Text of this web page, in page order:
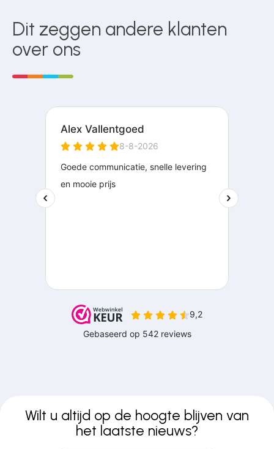
Dit zeggen andere klanten
over ons
Wilt u altijd op de hoogte blijven van
het laatste nieuws?